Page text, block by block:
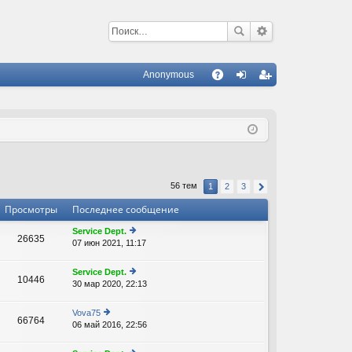
С
Anonymous
ис
ия
56 тем 1 2 3
Просмотры Последнее сообщение
26635
Service Dept.
е
е
йт
к
о
л
07 июн 2021, 11:17
10446
Service Dept.
е
йт
к
30 мар 2020, 22:13
66764
Vova75
е
е
06 май 2016, 22:56